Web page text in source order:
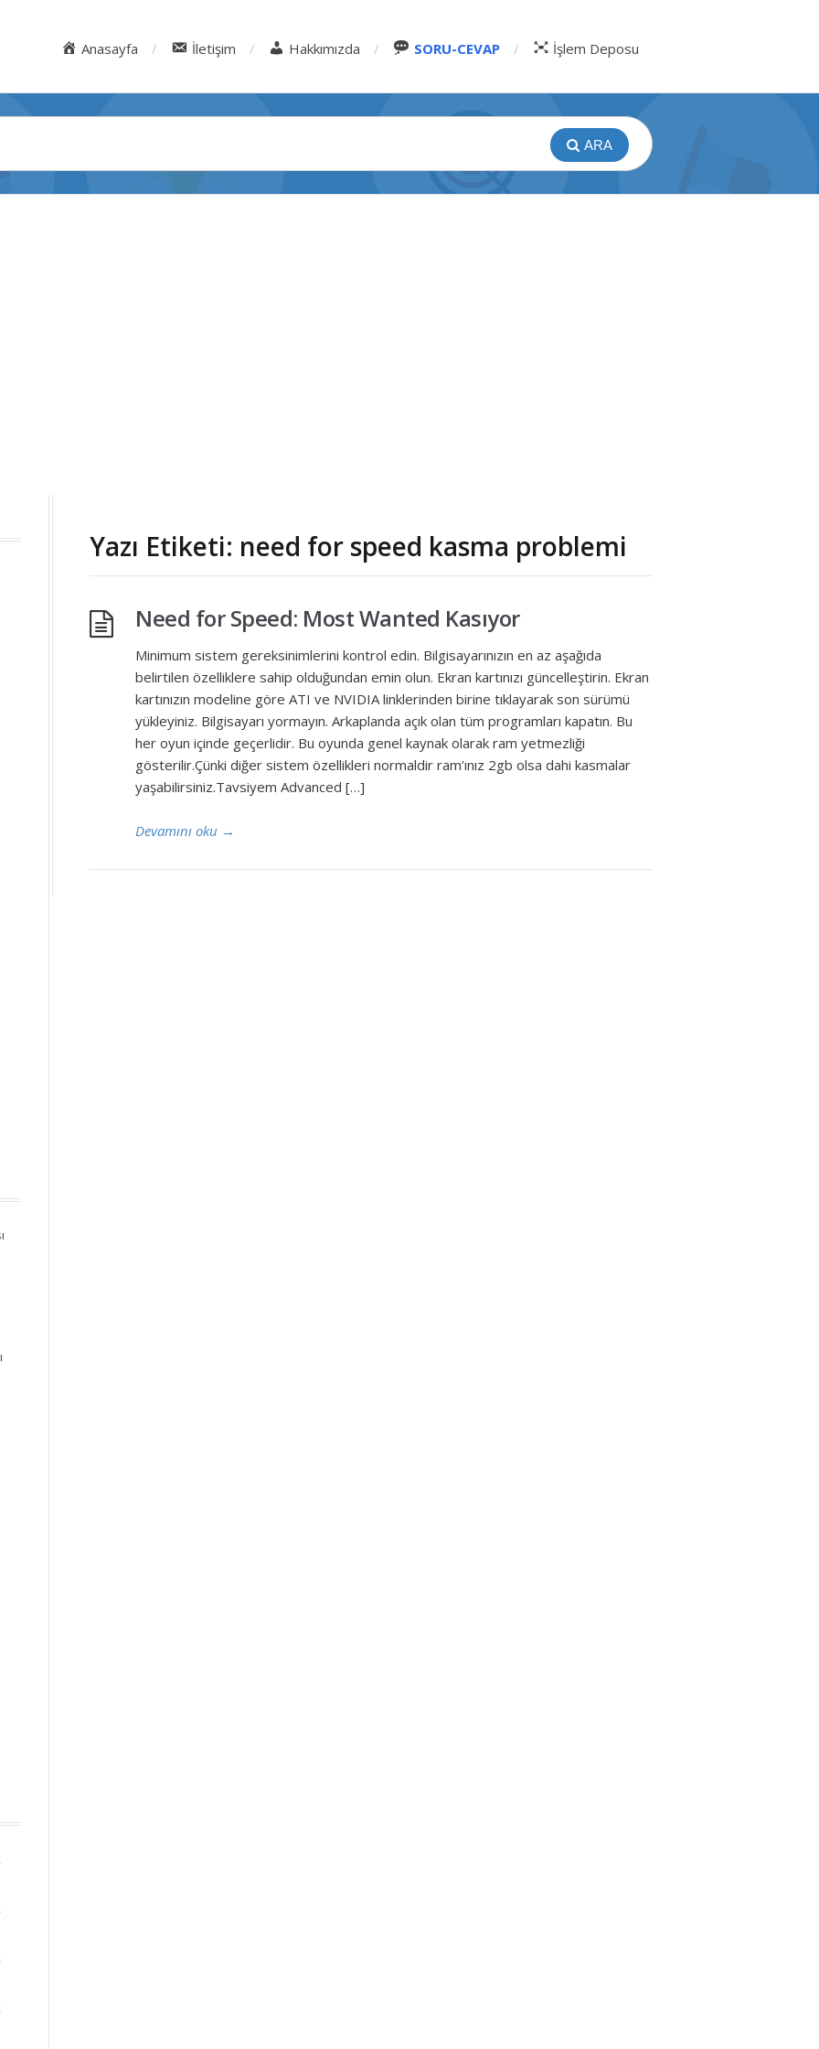
Anasayfa İletişim Hakkımızda SORU-CEVAP İşlem Deposu
ARA
Yazı Etiketi: need for speed kasma problemi
Need for Speed: Most Wanted Kasıyor
Minimum sistem gereksinimlerini kontrol edin. Bilgisayarınızın en az aşağıda
belirtilen özelliklere sahip olduğundan emin olun. Ekran kartınızı güncelleştirin. Ekran
kartınızın modeline göre ATI ve NVIDIA linklerinden birine tıklayarak son sürümü
yükleyiniz. Bilgisayarı yormayın. Arkaplanda açık olan tüm programları kapatın. Bu
her oyun içinde geçerlidir. Bu oyunda genel kaynak olarak ram yetmezliği
gösterilir.Çünki diğer sistem özellikleri normaldir ram’ınız 2gb olsa dahi kasmalar
yaşabilirsiniz.Tavsiyem Advanced […]
Devamını oku →